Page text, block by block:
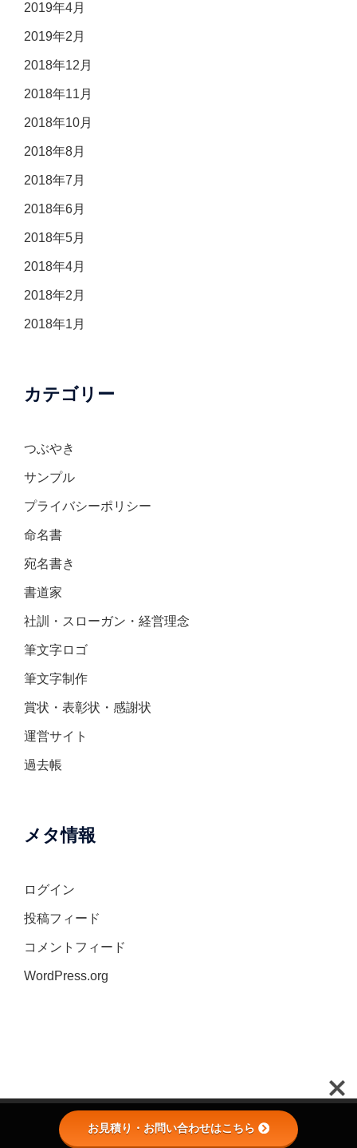
2019年4月
2019年2月
2018年12月
2018年11月
2018年10月
2018年8月
2018年7月
2018年6月
2018年5月
2018年4月
2018年2月
2018年1月
カテゴリー
つぶやき
サンプル
プライバシーポリシー
命名書
宛名書き
書道家
社訓・スローガン・経営理念
筆文字ロゴ
筆文字制作
賞状・表彰状・感謝状
運営サイト
過去帳
メタ情報
ログイン
投稿フィード
コメントフィード
WordPress.org
© 2026 筆耕代書屋.
お見積り・お問い合わせはこちら